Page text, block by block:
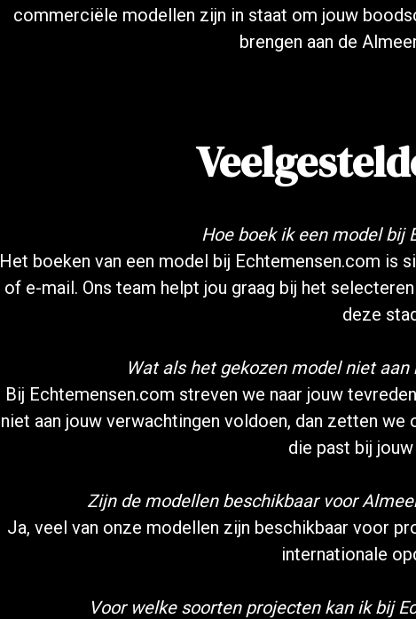
commerciële modellen zijn in staat om jouw
brengen aan de
Hoe boek ik een model bij
Het boeken van een model bij Echtemensen.com is
of e-mail. Ons team helpt jou graag bij het
deze
Wat als het gekozen model niet
Bij Echtemensen.com streven we naar jouw
niet aan jouw verwachtingen voldoen, dan zetten
die past bij
Zijn de modellen beschikbaar voor
Ja, veel van onze modellen zijn beschikbaar voor
internationale
Voor welke soorten projecten kan ik bij